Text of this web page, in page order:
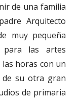
de una familia
Arquitecto
muy pequeña
para las artes
horas con un
su otra gran
de primaria